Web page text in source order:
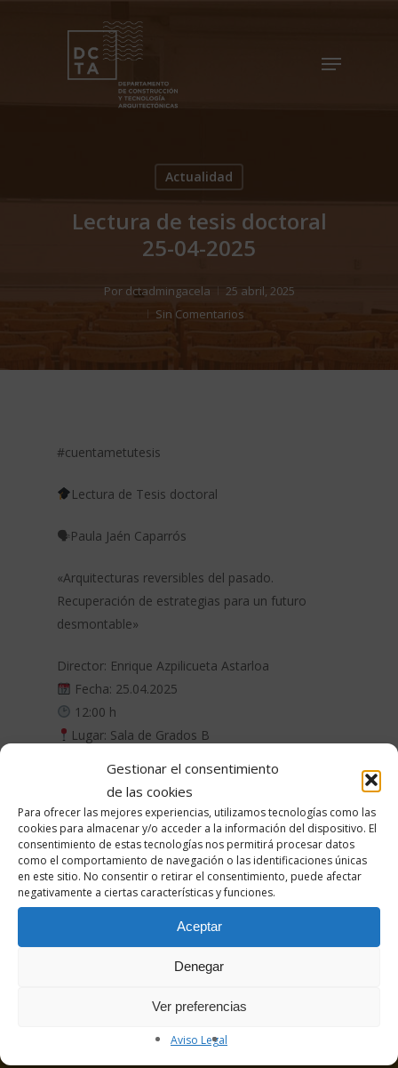
Gestionar el consentimiento
de las cookies
Para ofrecer las mejores experiencias, utilizamos tecnologías como las
cookies para almacenar y/o acceder a la información del dispositivo. El
consentimiento de estas tecnologías nos permitirá procesar datos
como el comportamiento de navegación o las identificaciones únicas
en este sitio. No consentir o retirar el consentimiento, puede afectar
negativamente a ciertas características y funciones.
Aceptar
Denegar
Ver preferencias
Aviso Legal
Menu
Actualidad
Lectura de tesis doctoral
25-04-2025
Por dctadmingacela
25 abril, 2025
Sin Comentarios
#cuentametutesis
Lectura de Tesis doctoral
🗣Paula Jaén Caparrós
«Arquitecturas reversibles del pasado.
Recuperación de estrategias para un futuro
desmontable»
Director: Enrique Azpilicueta Astarloa
Fecha: 25.04.2025
12:00 h
Lugar: Sala de Grados B
dctadmingacela